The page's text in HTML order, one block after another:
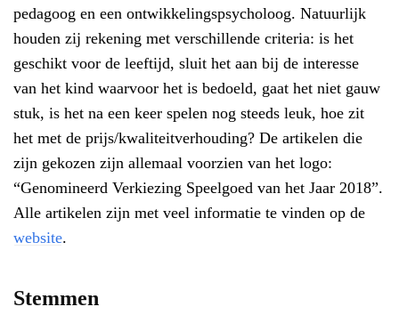
pedagoog en een ontwikkelingspsycholoog. Natuurlijk
houden zij rekening met verschillende criteria: is het
geschikt voor de leeftijd, sluit het aan bij de interesse
van het kind waarvoor het is bedoeld, gaat het niet gauw
stuk, is het na een keer spelen nog steeds leuk, hoe zit
het met de prijs/kwaliteitverhouding? De artikelen die
zijn gekozen zijn allemaal voorzien van het logo:
“Genomineerd Verkiezing Speelgoed van het Jaar 2018”.
Alle artikelen zijn met veel informatie te vinden op de
website.
Stemmen